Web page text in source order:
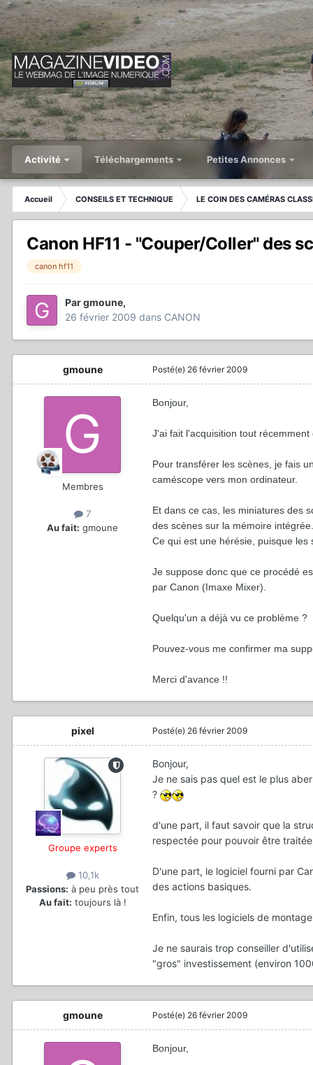
Activité Téléchargements Petites Annonces
Accueil CONSEILS ET TECHNIQUE LE COIN DES CAMÉRAS
Canon HF11 - "Couper/Coller" des
canon hf11
Pargmoune,
26 février 2009 dans CANON
gmoune
Membres
7
Au fait: gmoune
Posté(e) 26 février 2009
Bonjour,
J'ai fait l'acquisition tout récemment
Pour transférer les scènes, je fais
caméscope vers mon ordinateur.
Et dans ce cas, les miniatures des
des scènes sur la mémoire intégrée.
Ce qui est une hérésie, puisque
Je suppose donc que ce procédé
par Canon (Imaxe Mixer).
Quelqu'un a déjà vu ce problème ?
Pouvez-vous me confirmer ma
Merci d'avance !!
pixel
Groupe experts
10,1k
Passions: à peu près tout
Au fait: toujours là !
Posté(e) 26 février 2009
Bonjour,
Je ne sais pas quel est le plus
?
d'une part, il faut savoir que la
respectée pour pouvoir être
D'une part, le logiciel fourni par
des actions basiques.
Enfin, tous les logiciels de
Je ne saurais trop conseiller
"gros" investissement (environ
gmoune Posté(e) 26 février 2009
Bonjour,